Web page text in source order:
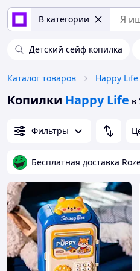
В категории
Детский сейф копилка
Каталог товаров Happy Life
Копилки Happy Life в
Фильтры
Бесплатная доставка